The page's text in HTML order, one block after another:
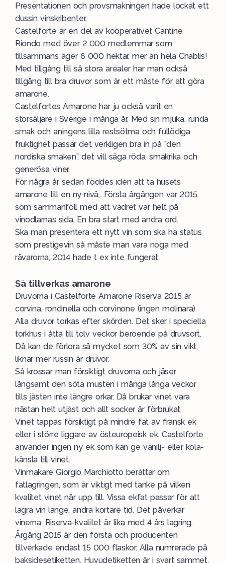
Presentationen och provsmakningen hade lockat ett
dussin vinskribenter.
Castelforte är en del av kooperativet Cantine
Riondo med över 2 000 medlemmar som
tillsammans äger 6 000 hektar, mer än hela Chablis!
Med tillgång till så stora arealer har man också
tillgång till bra druvor som är ett måste för att göra
amarone.
Castelfortes Amarone har ju också varit en
storsäljare i Sverige i många år. Med sin mjuka, runda
smak och aningens lilla restsötma och fullödiga
fruktighet passar det verkligen bra in på ”den
nordiska smaken”, det vill säga röda, smakrika och
generösa viner.
För några år sedan föddes idén att ta husets
amarone till en ny nivå,. Första årgången var 2015,
som sammanföll med att vädret var helt på
vinodlarnas sida. En bra start med andra ord.
Ska man presentera ett nytt vin som ska ha status
som prestigevin så måste man vara noga med
råvarorna, 2014 hade t ex inte fungerat.
Så tillverkas amarone
Druvorna i Castelforte Amarone Riserva 2015 är
corvina, rondinella och corvinone (ingen molinara).
Alla druvor torkas efter skörden. Det sker i speciella
torkhus i åtta till tolv veckor beroende på druvsort.
Då kan de förlora så mycket som 30% av sin vikt,
liknar mer russin är druvor.
Så krossar man försiktigt druvorna och jäser
långsamt den söta musten i många långa veckor
tills jästen inte längre orkar. Då brukar vinet vara
nästan helt utjäst och allt socker är förbrukat.
Vinet tappas försiktigt på mindre fat av fransk ek
eller i större liggare av östeuropeisk ek. Castelforte
använder ingen ny ek som kan ge vanilj- eller kola-
känsla till vinet.
Vinmakare Giorgio Marchiotto berättar om
fatlagringen, som är viktigt med tanke på vilken
kvalitet vinet når upp till. Vissa ekfat passar för att
lagra vin länge, andra kortare tid. Det påverkar
vinerna. Riserva-kvalitet är lika med 4 års lagring.
Årgång 2015 är den första och producenten
tillverkade endast 15 000 flaskor. Alla numrerade på
baksidesetiketten. Huvudetiketten är i svart sammet,